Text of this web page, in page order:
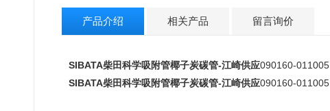
产品介绍 相关产品 留言询价
SIBATA柴田科学吸附管椰子炭碳管-江崎供应090160-011005
SIBATA柴田科学吸附管椰子炭碳管-江崎供应090160-011005